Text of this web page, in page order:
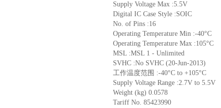
Supply Voltage Max :5.5V
Digital IC Case Style :SOIC
No. of Pins :16
Operating Temperature Min :-40°C
Operating Temperature Max :105°C
MSL :MSL 1 - Unlimited
SVHC :No SVHC (20-Jun-2013)
工作温度范围 :-40°C to +105°C
Supply Voltage Range :2.7V to 5.5V
Weight (kg) 0.0578
Tariff No. 85423990